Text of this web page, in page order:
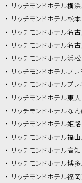
リッチモンドホテル横
リッチモンドホテル松本
リッチモンドホテル名
リッチモンドホテル名
リッチモンドホテル浜松
リッチモンドホテルプレ
リッチモンドホテルプレ
リッチモンドホテル東
リッチモンドホテルな
リッチモンドホテル姫路
リッチモンドホテル福
リッチモンドホテル高知
リッチモンドホテル博
リッチモンドホテル福